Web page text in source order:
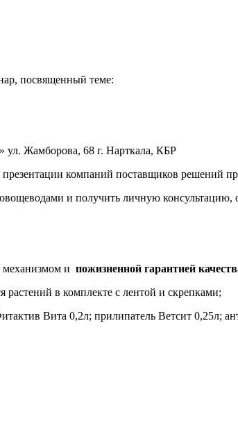
посвященный теме:
ул. Жамборова, 68 г. Нарткала, КБР
компаний поставщиков решений
и получить личную консультацию,
механизмом и пожизненной гарантией
растений в комплекте с лентой и скрепками;
Вита 0,2л; прилипатель Ветсит 0,25л;